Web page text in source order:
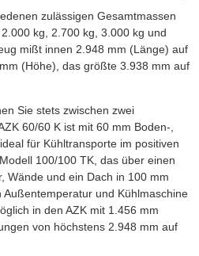
zulässigen Gesamtmassen
kg, 2.700 kg, 3.000 kg und
mißt innen 2.948 mm (Länge) auf
(Höhe), das größte 3.938 mm auf
Sie stets zwischen zwei
60/60 K ist mit 60 mm Boden-,
für Kühltransporte im positiven
100/100 TK, das über einen
Wände und ein Dach in 100 mm
und Kühlmaschine
in den AZK mit 1.456 mm
von höchstens 2.948 mm auf